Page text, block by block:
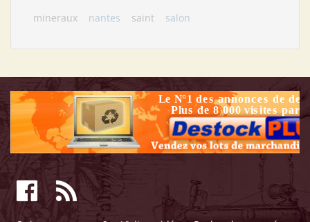
mineraux nantes saint salon